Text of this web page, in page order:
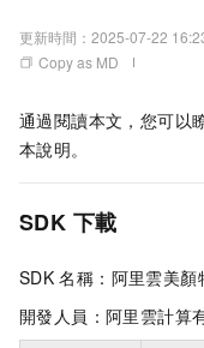
更新時間： 2025-07-22
Copy as MD
通過閱讀本文，您可以
本說明。
SDK 下載
SDK 名稱：阿里雲美顏
開發人員：阿里雲計算